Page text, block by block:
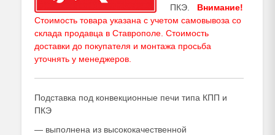
ПКЭ. Внимание!
Стоимость товара указана с учетом самовывоза со
склада продавца в Ставрополе. Стоимость
доставки до покупателя и монтажа просьба
уточнять у менеджеров
Подставка под конвекционные печи типа КПП и
ПКЭ
— выполнена из высококачественной